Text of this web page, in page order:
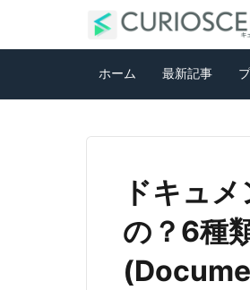
ホーム 最新記事
ドキュ
の？6種